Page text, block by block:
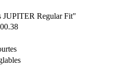
JUPITER Regular Fit"